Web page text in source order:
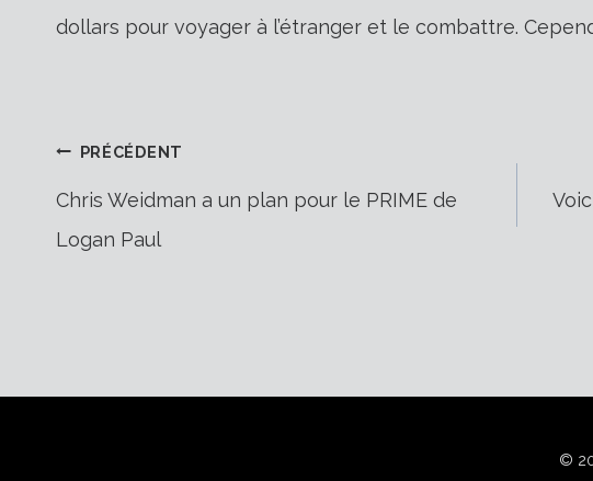
dollars pour voyager à l’étranger et le combattre.
Navigation
l’article
PRÉCÉDENT
Chris Weidman a un plan pour le PRIME de
Logan Paul
©